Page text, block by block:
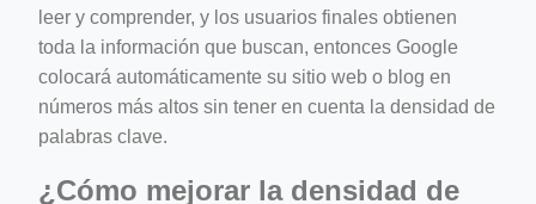
leer y comprender, y los usuarios finales obtienen
toda la información que buscan, entonces Google
colocará automáticamente su sitio web o blog en
números más altos sin tener en cuenta la densidad de
palabras clave.
¿Cómo mejorar la densidad de